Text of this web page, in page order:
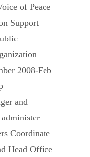
of Peace
Support
2008-Feb
and
Coordinate
Head Office